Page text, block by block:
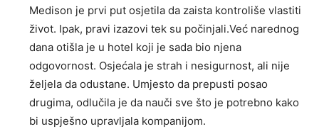
Medison je prvi put osjetila da zaista kontroliše vlastiti
život. Ipak, pravi izazovi tek su počinjali.Već narednog
dana otišla je u hotel koji je sada bio njena
odgovornost. Osjećala je strah i nesigurnost, ali nije
željela da odustane. Umjesto da prepusti posao
drugima, odlučila je da nauči sve što je potrebno kako
bi uspješno upravljala kompanijom.